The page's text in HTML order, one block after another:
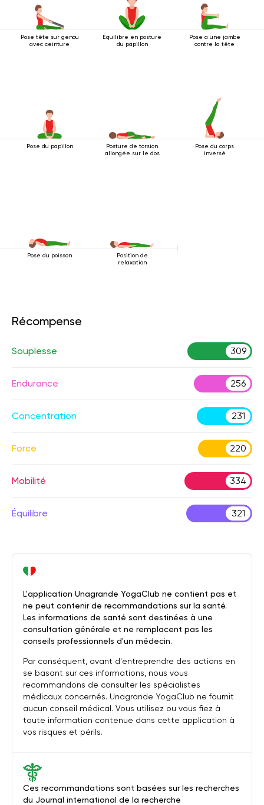
Pose tête sur genou
avec ceinture
Équilibre en posture
du papillon
Pose à une jambe
contre la tête
Pose du papillon
Posture de torsion
allongée sur le dos
Pose du corps
inversé
Pose du poisson
Position de
relaxation
Récompense
Souplesse 309
Endurance 256
Concentration 231
Force 220
Mobilité 334
Équilibre 321
Ces recommandations sont basées sur les recherches
du Journal international de la recherche
L'application Unagrande YogaClub ne contient pas et
ne peut contenir de recommandations sur la santé.
Les informations de santé sont destinées à une
consultation générale et ne remplacent pas les
conseils professionnels d'un médecin.
Par conséquent, avant d'entreprendre des actions en
se basant sur ces informations, nous vous
recommandons de consulter les spécialistes
médicaux concernés. Unagrande YogaClub ne fournit
aucun conseil médical. Vous utilisez ou vous fiez à
toute information contenue dans cette application à
vos risques et périls.